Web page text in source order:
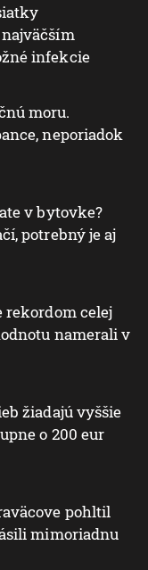
infekcie
moru.
neporiadok
v bytovke?
potrebný je aj
rekordom celej
namerali v
žiadajú vyššie
o 200 eur
pohltil
mimoriadnu